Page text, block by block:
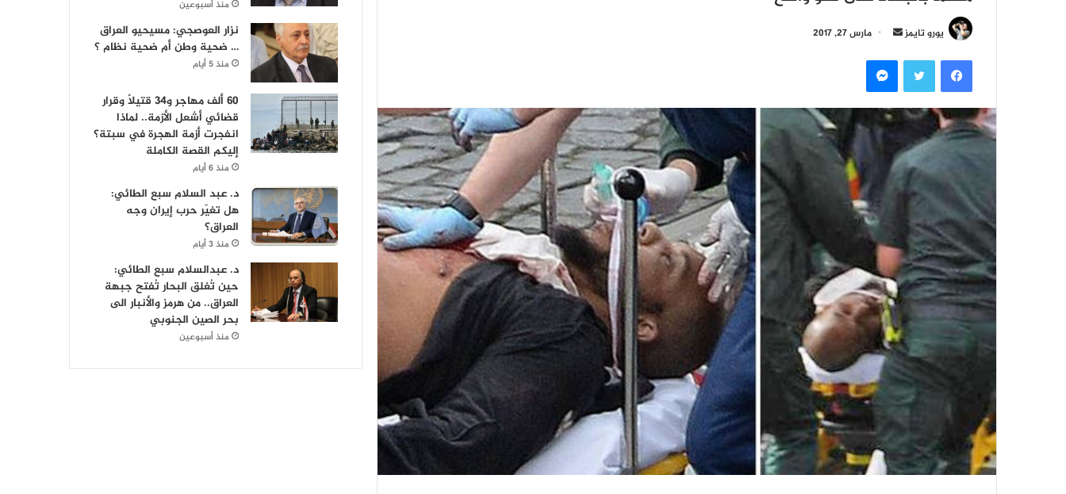
يورو تايمز
س
ب
ر
د
ت
ر
و
ن
ي
ا
مارس 27, 2017
فيسبوك
منذ أسبوعين
نزار العوصجي: مسيحيو العراق
… ضحية وطن أم ضحية نظام ؟
منذ 5 أيام
60 ألف مهاجر و34 قتيلاً وقرار
قضائي أشعل الأزمة.. لماذا
انفجرت أزمة الهجرة في سبتة؟
إليكم القصة الكاملة
منذ 6 أيام
د. عبد السلام سبع الطائي:
هل تغيّر حرب إيران وجه
العراق؟
منذ 3 أيام
د. عبدالسلام سبع الطائي:
حين تُغلق البحار تُفتح جبهة
العراق.. من هرمز والأنبار الى
بحر الصين الجنوبي
منذ أسبوعين